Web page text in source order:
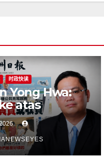
时政快读
Yong Hwa:
atas
EV untuk
stesen
satu